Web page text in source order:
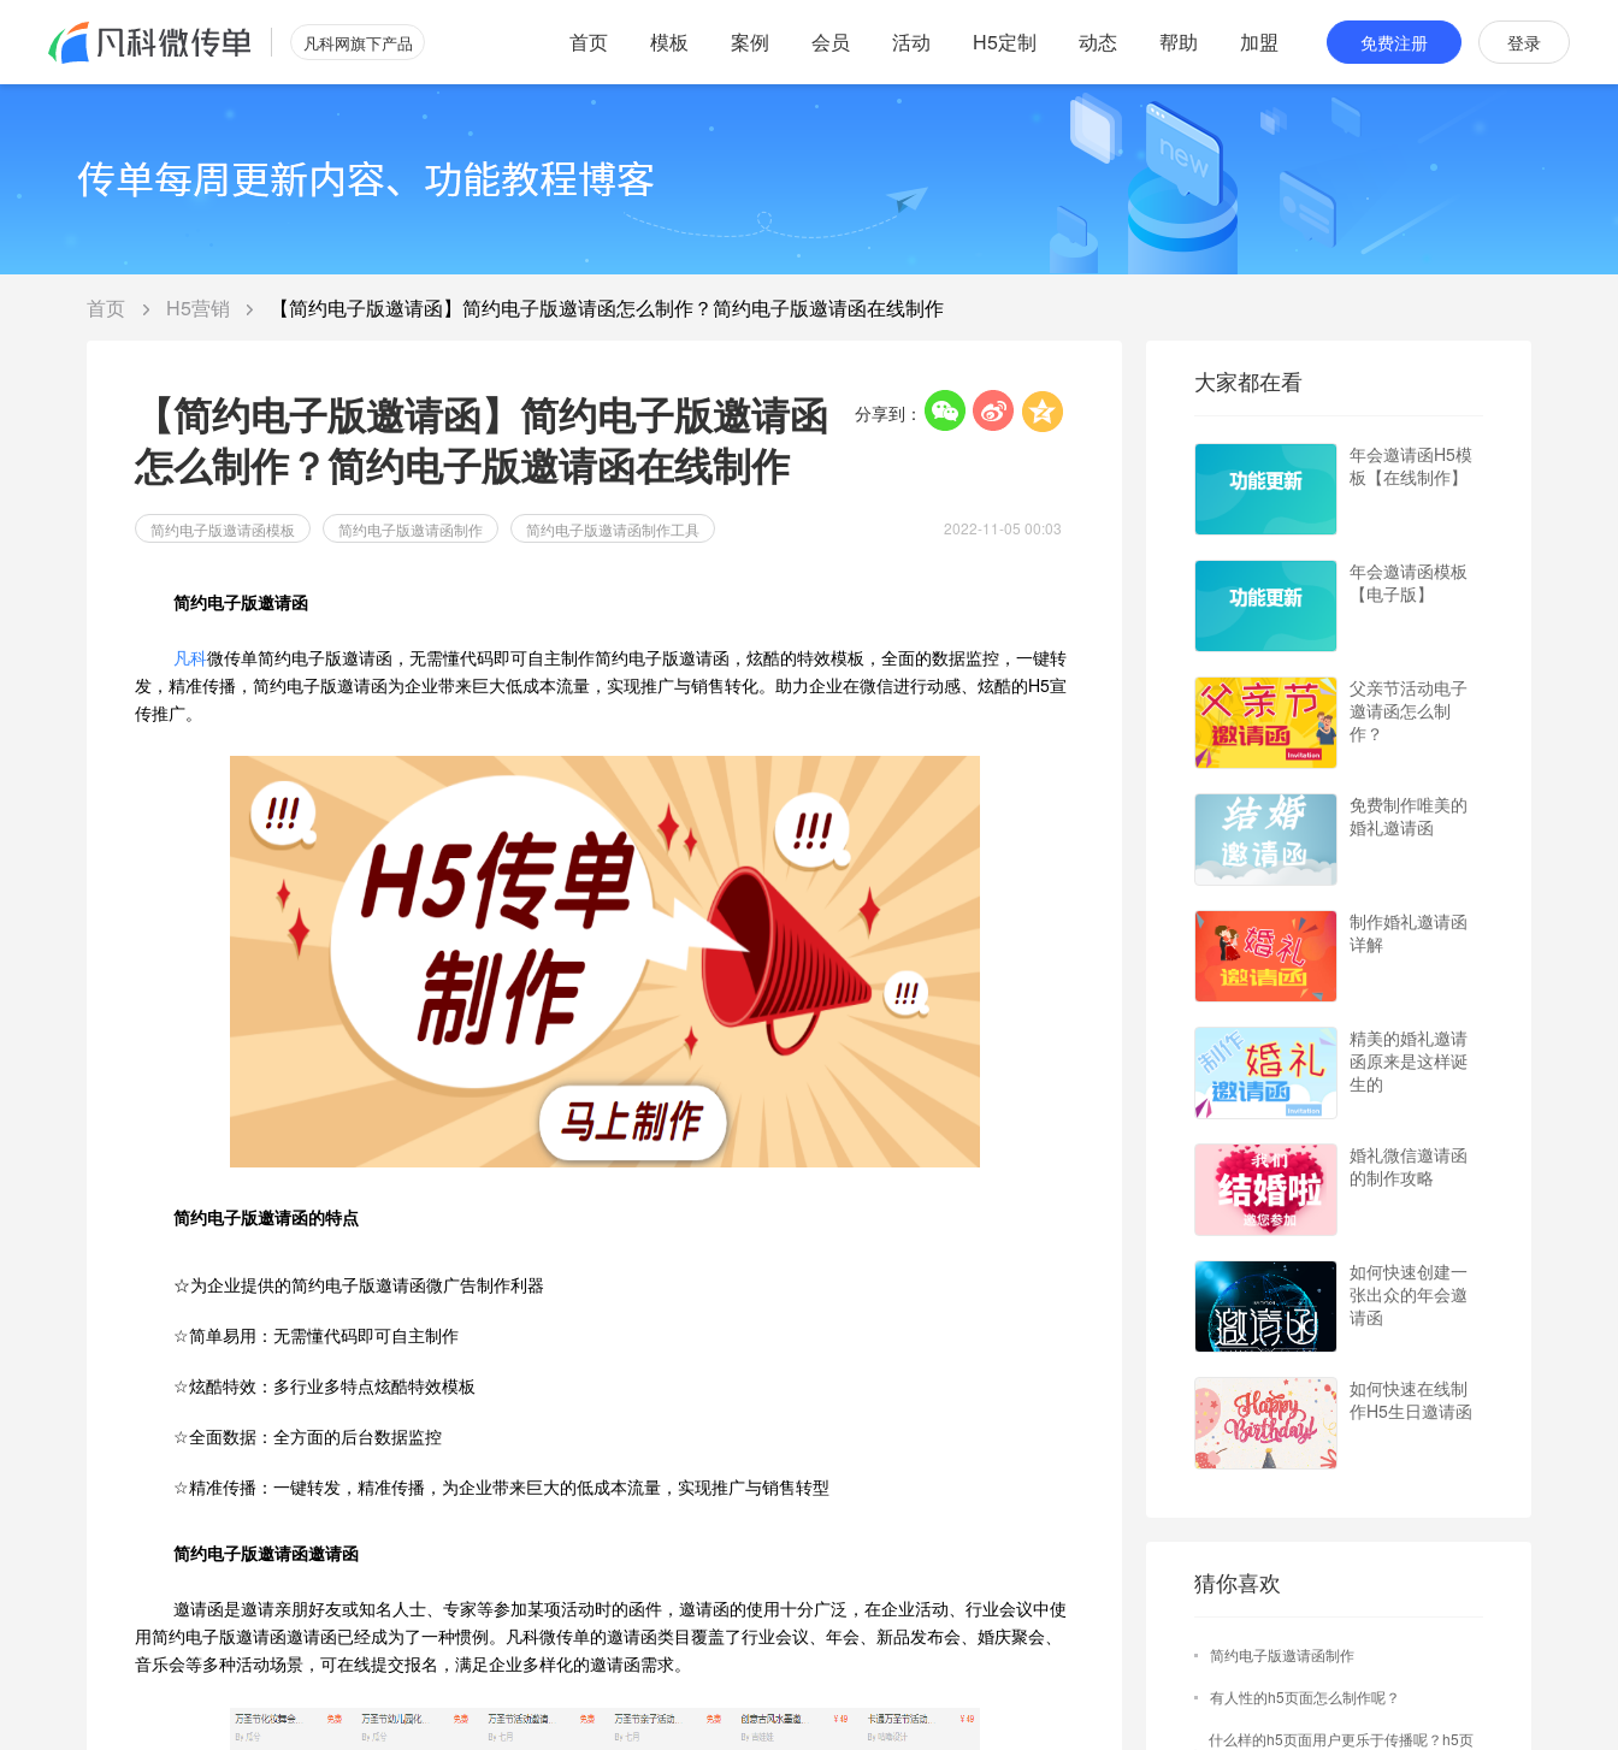
凡科网旗下产品 首页 模板 案例 会员 活动 H5定制 动态 帮助 加盟 免费注册 登录
首页 H5营销 【简约电子版邀请函】简约电子版邀请函怎么制作？简约电子版邀请函在线制作
【简约电子版邀请函】简约电子版邀请函
怎么制作？简约电子版邀请函在线制作
分享到：
简约电子版邀请函模板 简约电子版邀请函制作 简约电子版邀请函制作工具 2022-11-05 00:03
简约电子版邀请函
凡科微传单简约电子版邀请函，无需懂代码即可自主制作简约电子版邀请函，炫酷的特效模板，全面的数据监控，一键转
发，精准传播，简约电子版邀请函为企业带来巨大低成本流量，实现推广与销售转化。助力企业在微信进行动感、炫酷的H5宣
传推广。
简约电子版邀请函的特点
☆为企业提供的简约电子版邀请函微广告制作利器
☆简单易用：无需懂代码即可自主制作
☆炫酷特效：多行业多特点炫酷特效模板
☆全面数据：全方面的后台数据监控
☆精准传播：一键转发，精准传播，为企业带来巨大的低成本流量，实现推广与销售转型
简约电子版邀请函邀请函
邀请函是邀请亲朋好友或知名人士、专家等参加某项活动时的函件，邀请函的使用十分广泛，在企业活动、行业会议中使
用简约电子版邀请函邀请函已经成为了一种惯例。凡科微传单的邀请函类目覆盖了行业会议、年会、新品发布会、婚庆聚会、
音乐会等多种活动场景，可在线提交报名，满足企业多样化的邀请函需求。
大家都在看
年会邀请函H5模
板【在线制作】
年会邀请函模板
【电子版】
父亲节活动电子
邀请函怎么制
作？
免费制作唯美的
婚礼邀请函
制作婚礼邀请函
详解
精美的婚礼邀请
函原来是这样诞
生的
婚礼微信邀请函
的制作攻略
如何快速创建一
张出众的年会邀
请函
如何快速在线制
作H5生日邀请函
猜你喜欢
简约电子版邀请函制作
有人性的h5页面怎么制作呢？
什么样的h5页面用户更乐于传播呢？h5页